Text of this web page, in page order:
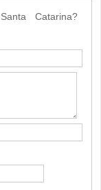
Catarina?